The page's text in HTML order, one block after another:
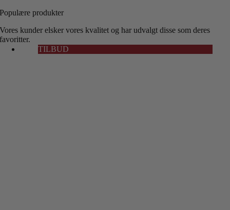
Populære produkter
Vores kunder elsker vores kvalitet og har udvalgt disse som deres
favoritter.
TILBUD